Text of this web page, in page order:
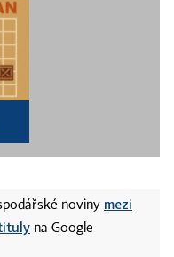
noviny mezi
na Google